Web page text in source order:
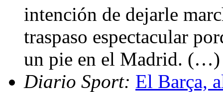
intención de dejarle
traspaso espectacular
un pie en el Madrid. (…)
Diario Sport: El Barça,